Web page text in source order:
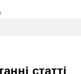
статті